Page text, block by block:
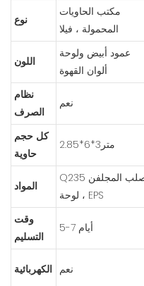
نوع
مكتب الحاويات
المحمولة ، فيلا
اللون
عمود أبيض ولوحة
ألوان القهوة
نظام
الصرف
نعم
كل حجم
حاوية
متر3*6*2.85
المواد
Q235 الصلب المجلفن
، لوحة EPS
وقت
التسليم
5-7 أيام
الكهربائية نعم